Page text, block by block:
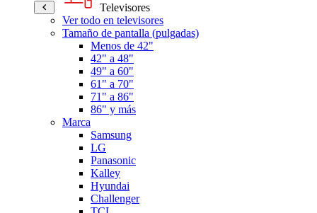
Televisores
Ver todo en televisores
Tamaño de pantalla (pulgadas)
Menos de 42"
42" a 48"
49" a 60"
61" a 70"
71" a 86"
86" y más
Marca
Samsung
LG
Panasonic
Kalley
Hyundai
Challenger